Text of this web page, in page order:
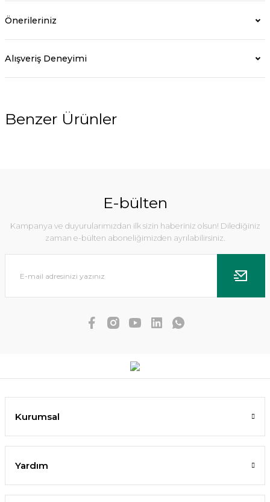
Önerileriniz
Alışveriş Deneyimi
Benzer Ürünler
2.636,85 TL
2.373,17 TL
E-bülten
Kampanya ve duyurularımızdan ilk sizin haberiniz olsun! Dilediğiniz
zaman e-bülten aboneliğimizden ayrılabilirsiniz.
Kurumsal
Yardım